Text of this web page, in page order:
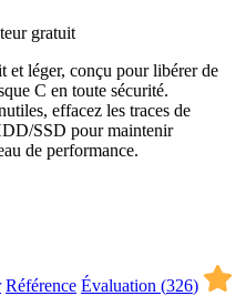
gratuit
léger, conçu pour libérer de
C en toute sécurité.
effacez les traces de
SSD pour maintenir
de performance.
Référence Évaluation (326)